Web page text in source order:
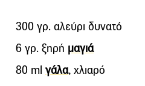
300 γρ. αλεύρι δυνατό
6 γρ. ξηρή μαγιά
80 ml γάλα, χλιαρό